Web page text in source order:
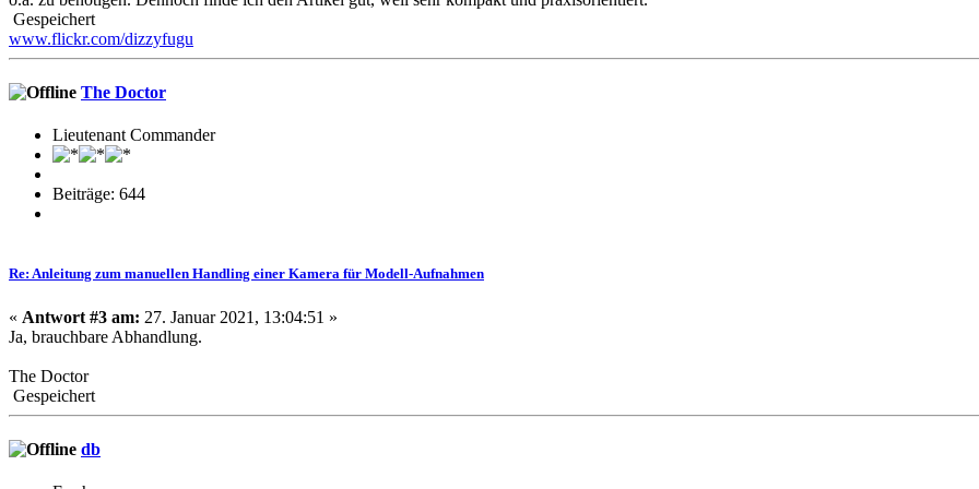
Gespeichert
www.flickr.com/dizzyfugu
The Doctor
Lieutenant Commander
Beiträge: 644
Re: Anleitung zum manuellen Handling einer Kamera für Modell-Aufnahmen
« Antwort #3 am: 27. Januar 2021, 13:04:51 »
Ja, brauchbare Abhandlung.
The Doctor
Gespeichert
db